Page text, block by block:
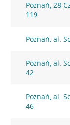
Poznań, 28
119
Poznań, al.
Poznań, al.
42
Poznań, al.
46